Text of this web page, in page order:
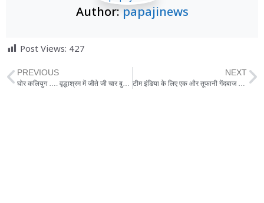
Author:papajinews
Post Views: 427
PREVIOUS
घोर कलियुग …. वृद्धाश्रम में जीते जी चार बुजुर्ग कर रहे खुद का श्राद्ध और पिंडदान
NEXT
टीम इंडिया के लिए एक और तूफानी गेंदबाज दे रहा है दस्तक